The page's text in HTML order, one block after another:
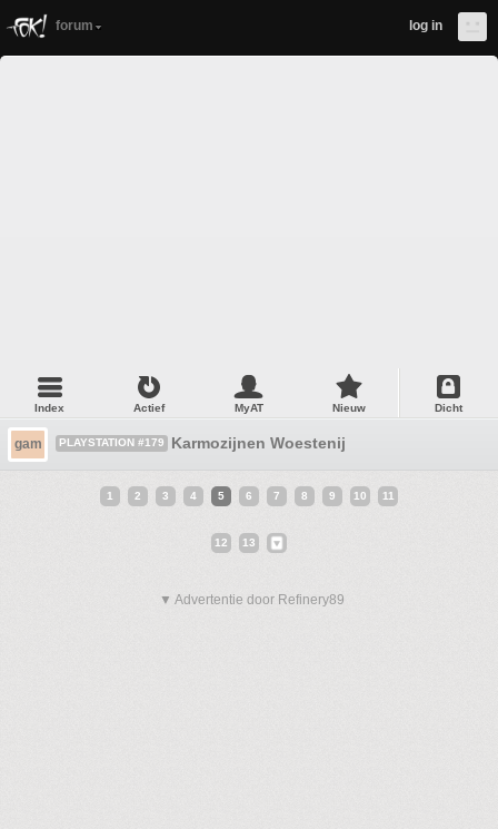
forum log in
Index Actief MyAT Nieuw Dicht
gam PLAYSTATION #179 Karmozijnen Woestenij
1 2 3 4 5 6 7 8 9 10 11
12 13
▼ Advertentie door Refinery89